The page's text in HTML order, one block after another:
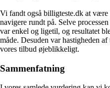
Vi fandt også billigteste.dk at
navigere rundt på. Selve
var enkel og ligetil, og resultatet
måde. Desuden var hastigheden
vores tilbud øjeblikkeligt.
Sammenfatning